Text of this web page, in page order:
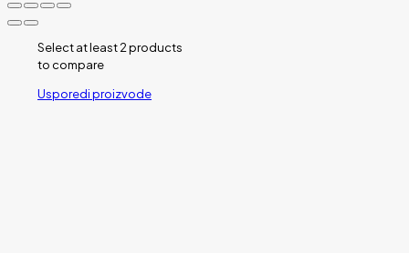
Select at least 2 products
to compare
Usporedi proizvode